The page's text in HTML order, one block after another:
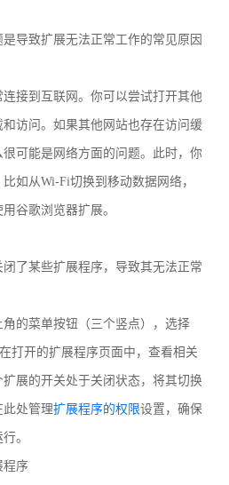
导致扩展无法正常工作的常见原因
接到互联网。你可以尝试打开其他
访问。如果其他网站也存在访问缓
可能是网络方面的问题。此时，你
如从Wi-Fi切换到移动数据网络，
谷歌浏览器扩展。
了某些扩展程序，导致其无法正常
的菜单按钮（三个竖点），选择
打开的扩展程序页面中，查看相关
展的开关处于关闭状态，将其切换
此处管理扩展程序的权限设置，确保
。
程序